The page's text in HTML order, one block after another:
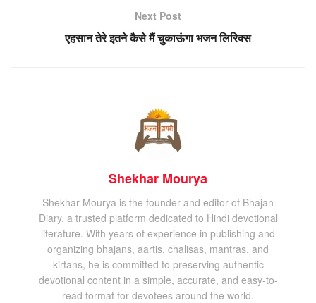
Next Post
एहसान तेरे इतने कैसे मैं चुकाऊंगा भजन लिरिक्स
Shekhar Mourya
Shekhar Mourya is the founder and editor of Bhajan
Diary, a trusted platform dedicated to Hindi devotional
literature. With years of experience in publishing and
organizing bhajans, aartis, chalisas, mantras, and
kirtans, he is committed to preserving authentic
devotional content in a simple, accurate, and easy-to-
read format for devotees around the world.